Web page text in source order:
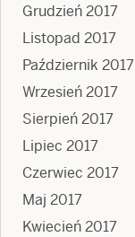
Grudzień 2017
Listopad 2017
Październik 2017
Wrzesień 2017
Sierpień 2017
Lipiec 2017
Czerwiec 2017
Maj 2017
Kwiecień 2017